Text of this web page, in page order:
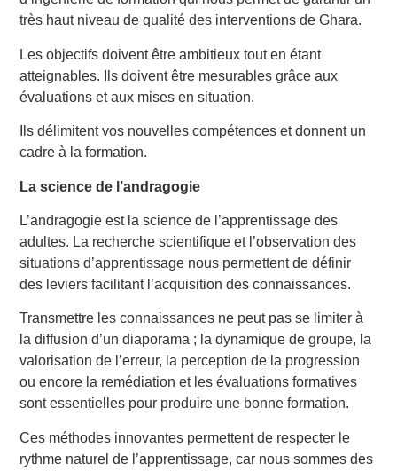
très haut niveau de qualité des interventions de Ghara.
Les objectifs doivent être ambitieux tout en étant
atteignables. Ils doivent être mesurables grâce aux
évaluations et aux mises en situation.
Ils délimitent vos nouvelles compétences et donnent un
cadre à la formation.
La science de l’andragogie
L’andragogie est la science de l’apprentissage des
adultes. La recherche scientifique et l’observation des
situations d’apprentissage nous permettent de définir
des leviers facilitant l’acquisition des connaissances.
Transmettre les connaissances ne peut pas se limiter à
la diffusion d’un diaporama ; la dynamique de groupe, la
valorisation de l’erreur, la perception de la progression
ou encore la remédiation et les évaluations formatives
sont essentielles pour produire une bonne formation.
Ces méthodes innovantes permettent de respecter le
rythme naturel de l’apprentissage, car nous sommes des